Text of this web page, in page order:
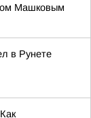
Машковым
в Рунете